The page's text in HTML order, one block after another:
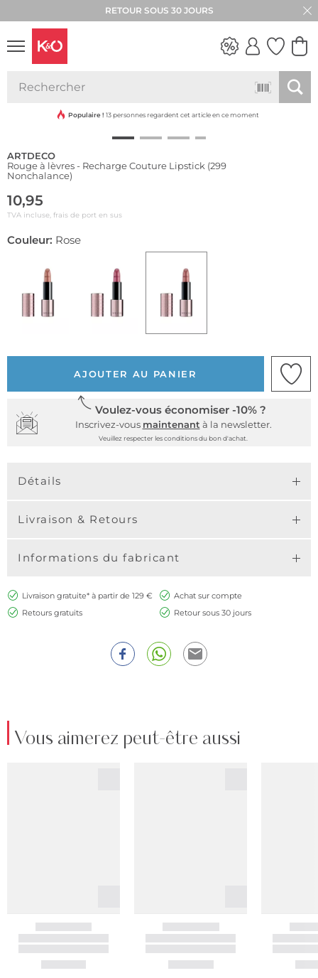
RETOUR SOUS 30 JOURS
VIBES
Populaire ! 13 personnes regardent cet article en ce moment
ARTDECO
Rouge à lèvres - Recharge Couture Lipstick (299
Nonchalance)
10,95
TVA incluse, frais de port en sus
Couleur: Rose
AJOUTER AU PANIER
Voulez-vous économiser -10% ?
Inscrivez-vous maintenant à la newsletter.
Veuillez respecter les conditions du bon d'achat.
Détails
Livraison & Retours
Informations du fabricant
Livraison gratuite* à partir de 129 €
Achat sur compte
Retours gratuits
Retour sous 30 jours
Vous aimerez peut-être aussi